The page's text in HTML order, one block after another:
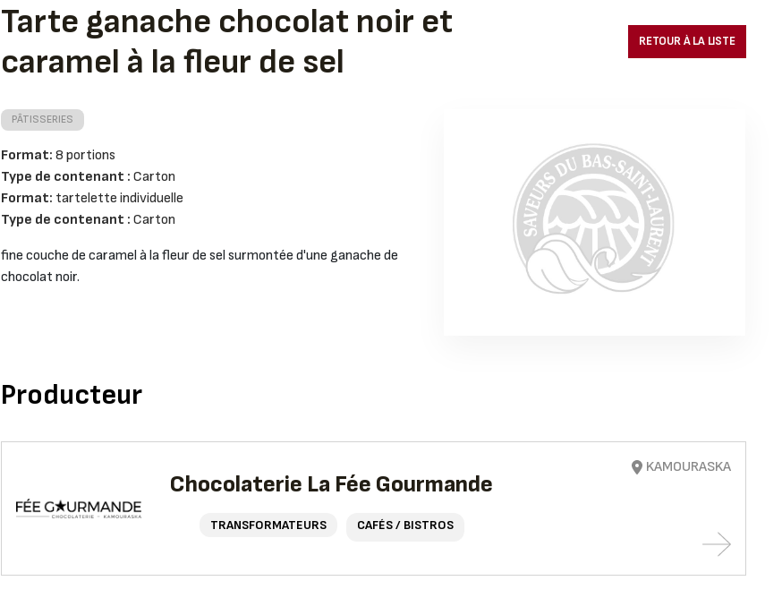
Tarte ganache chocolat noir et
caramel à la fleur de sel
RETOUR À LA LISTE
PÂTISSERIES
Format:8 portions
Type de contenant :Carton
Format: tartelette individuelle
Type de contenant :Carton
fine couche de caramel à la fleur de sel surmontée d'une ganache de
chocolat noir.
Producteur
Chocolaterie La Fée Gourmande
TRANSFORMATEURS CAFÉS / BISTROS
KAMOURASKA